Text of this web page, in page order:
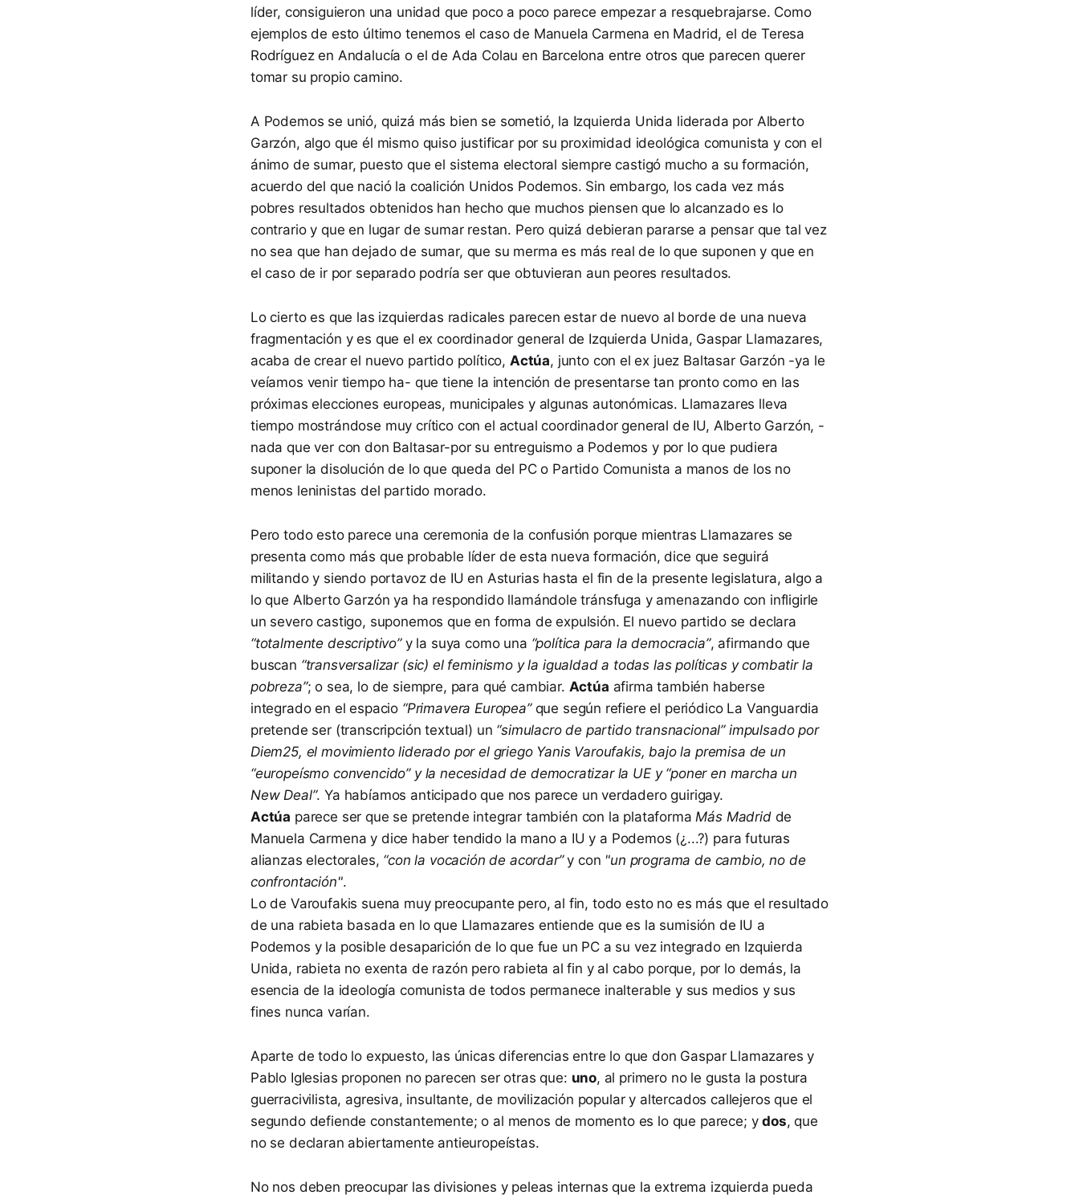
líder, consiguieron una unidad que poco a poco parece empezar a resquebrajarse. Como
ejemplos de esto último tenemos el caso de Manuela Carmena en Madrid, el de Teresa
Rodríguez en Andalucía o el de Ada Colau en Barcelona entre otros que parecen querer
tomar su propio camino.
A Podemos se unió, quizá más bien se sometió, la Izquierda Unida liderada por Alberto
Garzón, algo que él mismo quiso justificar por su proximidad ideológica comunista y con el
ánimo de sumar, puesto que el sistema electoral siempre castigó mucho a su formación,
acuerdo del que nació la coalición Unidos Podemos. Sin embargo, los cada vez más
pobres resultados obtenidos han hecho que muchos piensen que lo alcanzado es lo
contrario y que en lugar de sumar restan. Pero quizá debieran pararse a pensar que tal vez
no sea que han dejado de sumar, que su merma es más real de lo que suponen y que en
el caso de ir por separado podría ser que obtuvieran aun peores resultados.
Lo cierto es que las izquierdas radicales parecen estar de nuevo al borde de una nueva
fragmentación y es que el ex coordinador general de Izquierda Unida, Gaspar Llamazares,
acaba de crear el nuevo partido político, Actúa, junto con el ex juez Baltasar Garzón -ya le
veíamos venir tiempo ha- que tiene la intención de presentarse tan pronto como en las
próximas elecciones europeas, municipales y algunas autonómicas. Llamazares lleva
tiempo mostrándose muy crítico con el actual coordinador general de IU, Alberto Garzón, -
nada que ver con don Baltasar-por su entreguismo a Podemos y por lo que pudiera
suponer la disolución de lo que queda del PC o Partido Comunista a manos de los no
menos leninistas del partido morado.
Pero todo esto parece una ceremonia de la confusión porque mientras Llamazares se
presenta como más que probable líder de esta nueva formación, dice que seguirá
militando y siendo portavoz de IU en Asturias hasta el fin de la presente legislatura, algo a
lo que Alberto Garzón ya ha respondido llamándole tránsfuga y amenazando con infligirle
un severo castigo, suponemos que en forma de expulsión. El nuevo partido se declara
“totalmente descriptivo”y la suya como una “política para la democracia”, afirmando que
buscan “transversalizar (sic) el feminismo y la igualdad a todas las políticas y combatir la
pobreza”; o sea, lo de siempre, para qué cambiar. Actúa afirma también haberse
integrado en el espacio “Primavera Europea”que según refiere el periódico La Vanguardia
pretende ser (transcripción textual) un “simulacro de partido transnacional” impulsado por
Diem25, el movimiento liderado por el griego Yanis Varoufakis, bajo la premisa de un
“europeísmo convencido” y la necesidad de democratizar la UE y “poner en marcha un
New Deal”. Ya habíamos anticipado que nos parece un verdadero guirigay.
Actúa parece ser que se pretende integrar también con la plataformaMás Madridde
Manuela Carmena y dice haber tendido la mano a IU y a Podemos (¿...?) para futuras
alianzas electorales, “con la vocación de acordar”y con "un programa de cambio, no de
confrontación".
Lo de Varoufakis suena muy preocupante pero, al fin, todo esto no es más que el resultado
de una rabieta basada en lo que Llamazares entiende que es la sumisión de IU a
Podemos y la posible desaparición de lo que fue un PC a su vez integrado en Izquierda
Unida, rabieta no exenta de razón pero rabieta al fin y al cabo porque, por lo demás, la
esencia de la ideología comunista de todos permanece inalterable y sus medios y sus
fines nunca varían.
Aparte de todo lo expuesto, las únicas diferencias entre lo que don Gaspar Llamazares y
Pablo Iglesias proponen no parecen ser otras que: uno, al primero no le gusta la postura
guerracivilista, agresiva, insultante, de movilización popular y altercados callejeros que el
segundo defiende constantemente; o al menos de momento es lo que parece; ydos, que
no se declaran abiertamente antieuropeístas.
No nos deben preocupar las divisiones y peleas internas que la extrema izquierda pueda